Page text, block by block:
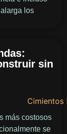
los
sin
más costosos
se